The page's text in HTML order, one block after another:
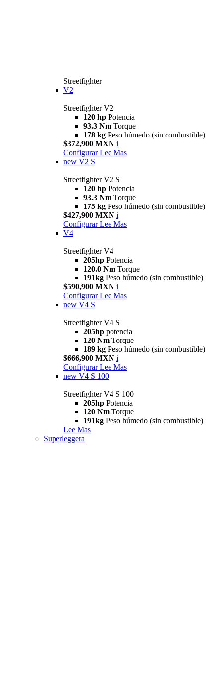
Streetfighter
V2
Streetfighter V2
120 hp Potencia
93.3 Nm Torque
178 kg Peso húmedo (sin combustible)
$372,900 MXN i
Configurar Lee Mas
new V2 S
Streetfighter V2 S
120 hp Potencia
93.3 Nm Torque
175 kg Peso húmedo (sin combustible)
$427,900 MXN i
Configurar Lee Mas
V4
Streetfighter V4
205hp Potencia
120.0 Nm Torque
191kg Peso húmedo (sin combustible)
$590,900 MXN i
Configurar Lee Mas
new V4 S
Streetfighter V4 S
205hp potencia
120 Nm Torque
189 kg Peso húmedo (sin combustible)
$666,900 MXN i
Configurar Lee Mas
new V4 S 100
Streetfighter V4 S 100
205hp Potencia
120 Nm Torque
191kg Peso húmedo (sin combustible)
Lee Mas
Superleggera